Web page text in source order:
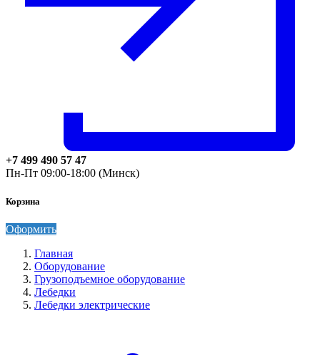
+7 499 490 57 47
Пн-Пт 09:00-18:00 (Минск)
Корзина
Оформить
Главная
Оборудование
Грузоподъемное оборудование
Лебедки
Лебедки электрические